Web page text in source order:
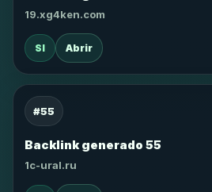
19.xg4ken.com
SI Abrir
#55
Backlink generado 55
1c-ural.ru